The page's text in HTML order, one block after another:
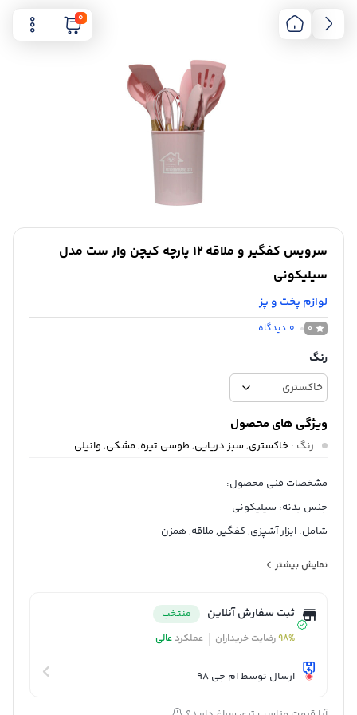
0
سرویس کفگیر و ملاقه 12 پارچه کیچن‌ وار ست مدل
سیلیکونی
لوازم پخت و پز
0
0 دیدگاه
رنگ
ویژگی های محصول
رنگ : خاکستری, سبز دریایی, طوسی تیره, مشکی, وانیلی
مشخصات فنی محصول:
جنس بدنه: سیلیکونی
شامل: ابزار آشپزی, کفگیر, ملاقه, همزن
وزن بسته‌بندی: 1400 گرم
نمایش بیشتر
ثبت سفارش آنلاین
منتخب
98%رضایت خریداران عملکردعالی
ارسال توسط ام جی 98